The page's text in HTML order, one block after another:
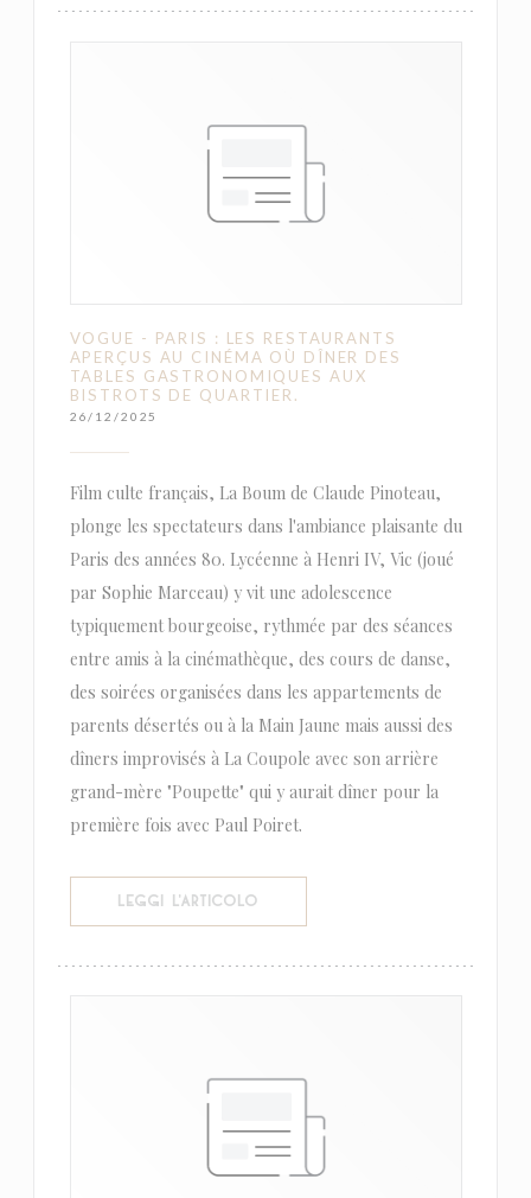
VOGUE - PARIS : LES RESTAURANTS
APERÇUS AU CINÉMA OÙ DÎNER DES
TABLES GASTRONOMIQUES AUX
BISTROTS DE QUARTIER.
26/12/2025
Film culte français, La Boum de Claude Pinoteau,
plonge les spectateurs dans l'ambiance plaisante du
Paris des années 80. Lycéenne à Henri IV, Vic (joué
par Sophie Marceau) y vit une adolescence
typiquement bourgeoise, rythmée par des séances
entre amis à la cinémathèque, des cours de danse,
des soirées organisées dans les appartements de
parents désertés ou à la Main Jaune mais aussi des
dîners improvisés à La Coupole avec son arrière
grand-mère "Poupette" qui y aurait dîner pour la
première fois avec Paul Poiret.
LEGGI L'ARTICOLO